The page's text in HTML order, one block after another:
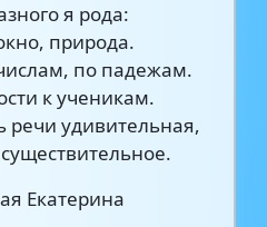
я рода:
природа.
по падежам.
к ученикам.
речи удивительная,
Екатерина